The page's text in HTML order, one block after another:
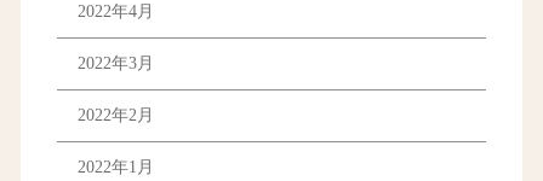
2022年4月
2022年3月
2022年2月
2022年1月